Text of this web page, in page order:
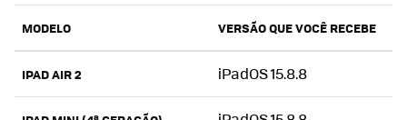
MODELO VERSÃO QUE VOCÊ RECEBE
IPAD AIR 2 iPadOS 15.8.8